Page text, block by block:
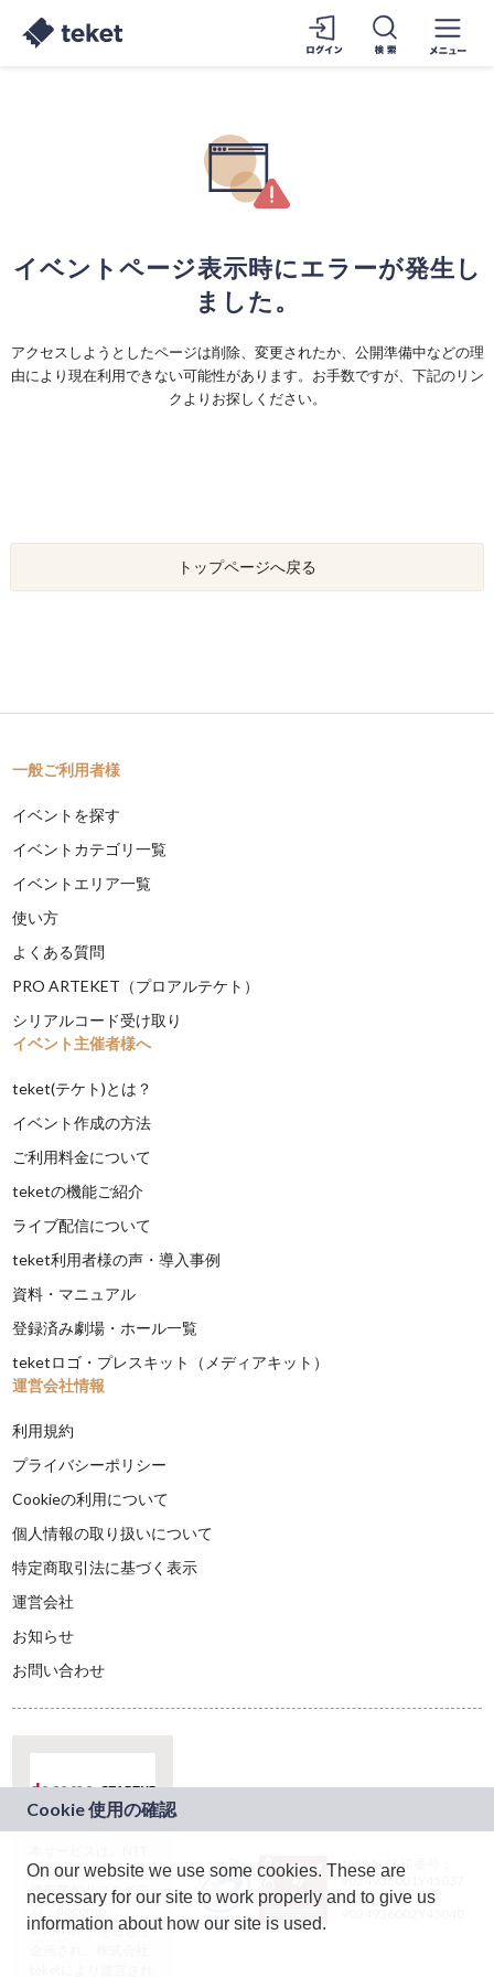
イベントページ表示時にエラーが発生し
ました。
アクセスしようとしたページは削除、変更されたか、公開準備中などの理
由により現在利用できない可能性があります。お手数ですが、下記のリン
クよりお探しください。
トップページへ戻る
一般ご利用者様
イベントを探す
イベントカテゴリ一覧
イベントエリア一覧
使い方
よくある質問
PRO ARTEKET（プロアルテケト）
シリアルコード受け取り
イベント主催者様へ
teket(テケト)とは？
イベント作成の方法
ご利用料金について
teketの機能ご紹介
ライブ配信について
teket利用者様の声・導入事例
資料・マニュアル
登録済み劇場・ホール一覧
teketロゴ・プレスキット（メディアキット）
運営会社情報
利用規約
プライバシーポリシー
Cookieの利用について
個人情報の取り扱いについて
特定商取引法に基づく表示
運営会社
お知らせ
お問い合わせ
ドコモグループの新
規事業創出プログラ
ム「docomo
STARTUP」を通じて
JASRAC許諾番号：
9024936001Y45037
JASRAC許諾番号：
On our website we use some cookies. These are
necessary for our site to work properly and to give us
information about how our site is used.